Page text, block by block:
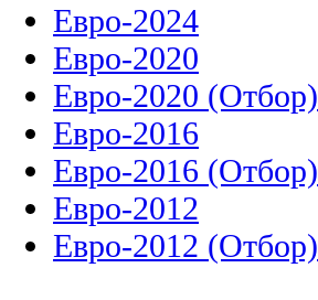
Евро-2024
Евро-2020
Евро-2020 (Отбор)
Евро-2016
Евро-2016 (Отбор)
Евро-2012
Евро-2012 (Отбор)